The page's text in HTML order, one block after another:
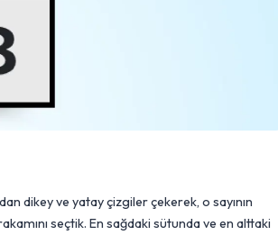
dikey ve yatay çizgiler çekerek, o sayının
seçtik. En sağdaki sütunda ve en alttaki